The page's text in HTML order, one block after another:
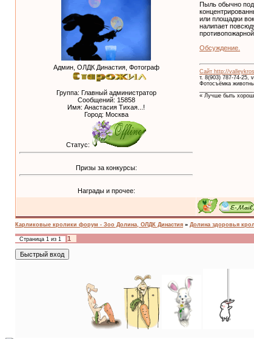
Админ, ОЛДК Династия, Фотограф
Группа: Главный администратор
Сообщений: 15858
Имя: Анастасия Тихая...!
Город: Москва
Статус:
Призы за конкурсы:
Награды и прочее:
Пыль обычно
или площадки
налипает
Обсуждение.
Сайт http://
т. 8(903) 787-74-25,
Фотосъёмка
« Лучше быть
Карликовые кролики форум - Зоо Долина, ОЛДК Династия » Долина здоровья
Страница 1 из 1
1